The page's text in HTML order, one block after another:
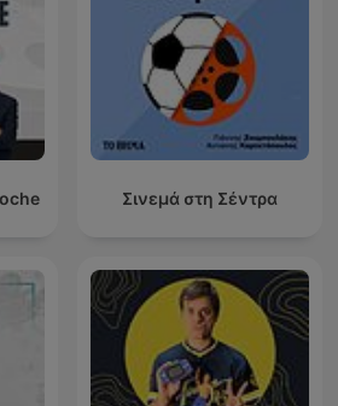
Σινεμά στη Σέντρα